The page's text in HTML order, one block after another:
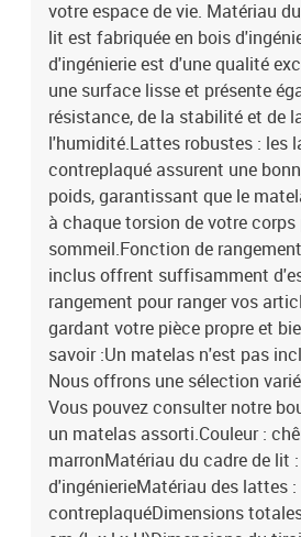
votre espace de vie. Matériau
lit est fabriquée en bois
d'ingénierie est d'une qualité
une surface lisse et présente
résistance, de la stabilité et de
l'humidité.Lattes robustes : les
contreplaqué assurent une
poids, garantissant que le
à chaque torsion de votre
sommeil.Fonction de
inclus offrent suffisamment
rangement pour ranger vos
gardant votre pièce propre et
savoir :Un matelas n'est pas
Nous offrons une sélection
Vous pouvez consulter notre
un matelas assorti.Couleur :
marronMatériau du cadre de lit
d'ingénierieMatériau des lattes :
contreplaquéDimensions